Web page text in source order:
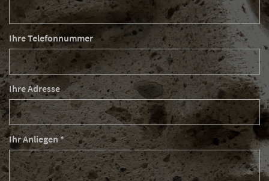
Ihre Telefonnummer
Ihre Adresse
Ihr Anliegen *